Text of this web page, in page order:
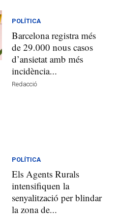
POLÍTICA
Barcelona registra més
de 29.000 nous casos
d’ansietat amb més
incidència...
Redacció
POLÍTICA
Els Agents Rurals
intensifiquen la
senyalització per blindar
la zona de...